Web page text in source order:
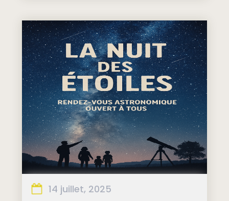
14 juillet, 2025